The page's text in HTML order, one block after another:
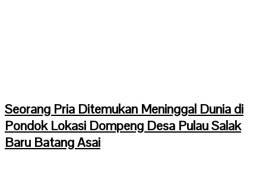
Seorang Pria Ditemukan Meninggal Dunia di
Pondok Lokasi Dompeng Desa Pulau Salak
Baru Batang Asai